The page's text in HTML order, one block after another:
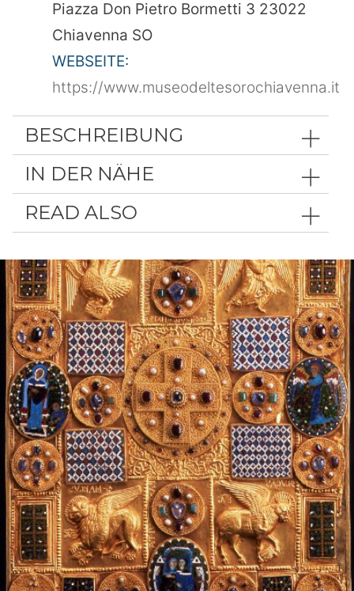
Piazza Don Pietro Bormetti 3 23022
Chiavenna SO
WEBSEITE:
https://www.museodeltesorochiavenna.it
BESCHREIBUNG
IN DER NÄHE
READ ALSO